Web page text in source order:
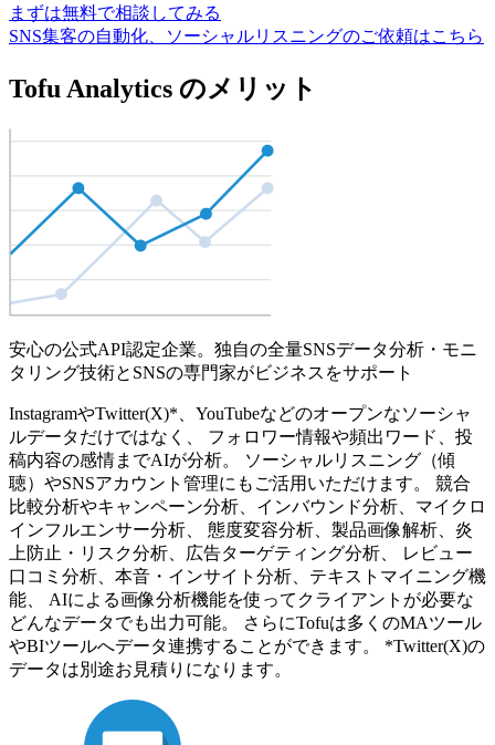
まずは無料で相談してみる
SNS集客の自動化、ソーシャルリスニングのご依頼はこちら
Tofu Analytics のメリット
安心の公式API認定企業。独自の全量SNSデータ分析・モニ
タリング技術とSNSの専門家がビジネスをサポート
InstagramやTwitter(X)*、YouTubeなどのオープンなソーシャ
ルデータだけではなく、 フォロワー情報や頻出ワード、投
稿内容の感情までAIが分析。 ソーシャルリスニング（傾
聴）やSNSアカウント管理にもご活用いただけます。 競合
比較分析やキャンペーン分析、インバウンド分析、マイクロ
インフルエンサー分析、 態度変容分析、製品画像解析、炎
上防止・リスク分析、広告ターゲティング分析、 レビュー
口コミ分析、本音・インサイト分析、テキストマイニング機
能、 AIによる画像分析機能を使ってクライアントが必要な
どんなデータでも出力可能。 さらにTofuは多くのMAツール
やBIツールへデータ連携することができます。 *Twitter(X)の
データは別途お見積りになります。